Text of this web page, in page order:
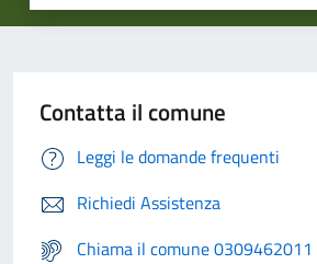
Contatta il comune
Leggi le domande frequenti
Richiedi Assistenza
Chiama il comune 0309462011